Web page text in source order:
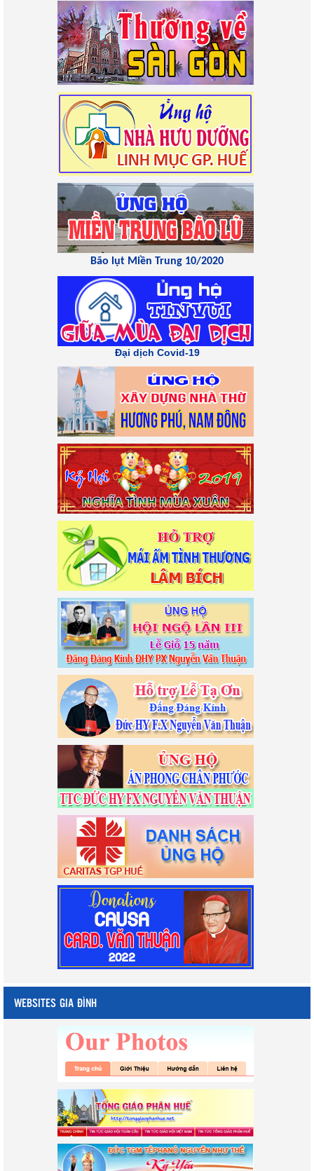
Bão lụt Miền Trung 10/2020
Đại dịch Covid-19
WEBSITES GIA ĐÌNH